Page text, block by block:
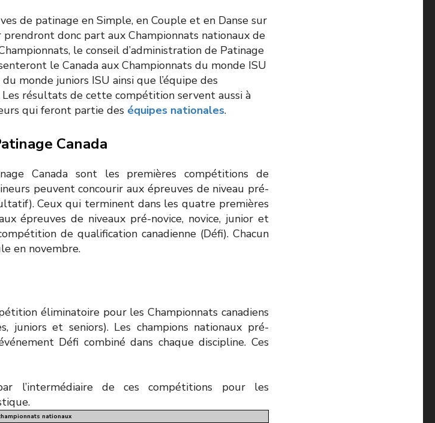
de patinage en Simple, en Couple et en Danse sur
prendront donc part aux Championnats nationaux de
le conseil d’administration de Patinage
le Canada aux Championnats du monde ISU
monde juniors ISU ainsi que l’équipe des
résultats de cette compétition servent aussi à
qui feront partie des équipes nationales.
Canada
Canada sont les premières compétitions de
peuvent concourir aux épreuves de niveau pré-
Ceux qui terminent dans les quatre premières
épreuves de niveaux pré-novice, novice, junior et
de qualification canadienne (Défi). Chacun
en novembre.
éliminatoire pour les Championnats canadiens
juniors et seniors). Les champions nationaux pré-
Défi combiné dans chaque discipline. Ces
l’intermédiaire de ces compétitions pour les
nationaux